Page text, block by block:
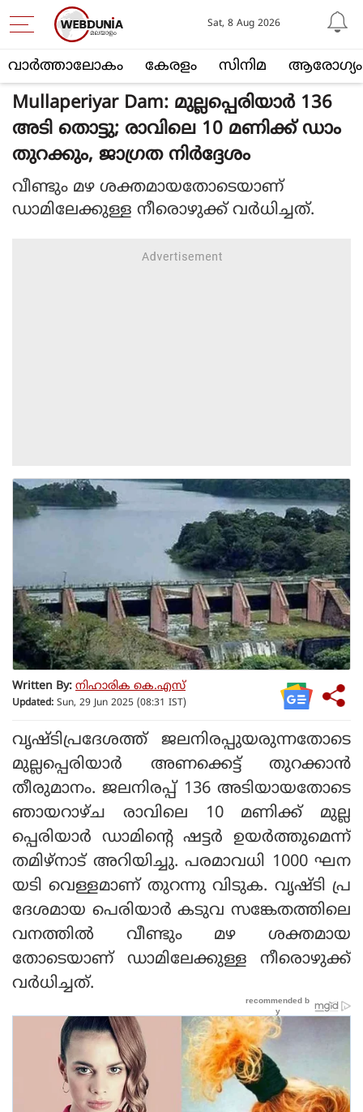
വാര്‍ത്താലോകം കേരളം സിനിമ ആരോഗ്യം
Sat, 8 Aug 2026
Mullaperiyar Dam: മുല്ലപ്പെരിയാർ 136
അടി തൊട്ടു; രാവിലെ 10 മണിക്ക് ഡാം
തുറക്കും, ജാഗ്രത നിർദ്ദേശം
വീണ്ടും മഴ ശക്തമായതോടെയാണ്
ഡാമിലേക്കുള്ള നീരൊഴുക്ക് വർധിച്ചത്.
Written By: നിഹാരിക കെ.എസ്
Updated: Sun, 29 Jun 2025 (08:31 IST)
വൃഷ്ടിപ്രദേശത്ത് ജലനിരപ്പുയരുന്നതോടെ
മുല്ലപ്പെരിയാർ അണക്കെട്ട് തുറക്കാൻ
തീരുമാനം. ജലനിരപ്പ് 136 അടിയായതോടെ
ഞായറാഴ്ച രാവിലെ 10 മണിക്ക് മുല്ല
പ്പെരിയാർ ഡാമിന്റെ ഷട്ടർ ഉയർത്തുമെന്ന്
തമിഴ്നാട് അറിയിച്ചു. പരമാവധി 1000 ഘന
യടി വെള്ളമാണ് തുറന്നു വിടുക. വൃഷ്ടി പ്ര
ദേശമായ പെരിയാർ കടുവ സങ്കേതത്തിലെ
വനത്തിൽ വീണ്ടും മഴ ശക്തമായ
തോടെയാണ് ഡാമിലേക്കുള്ള നീരൊഴുക്ക്
വർധിച്ചത്.